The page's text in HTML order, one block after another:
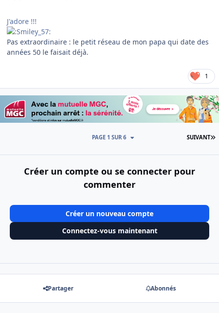
J'adore !!!
Pas extraordinaire : le petit réseau de mon papa qui date des
années 50 le faisait déjà.
1
SUIVANT
PAGE 1 SUR 6
Créer un compte ou se connecter pour
commenter
Créer un nouveau compte
Connectez-vous maintenant
Partager Abonnés